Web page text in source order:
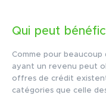
Qui peut
Comme pour
ayant un revenu peut
offres de crédit
catégories que celle